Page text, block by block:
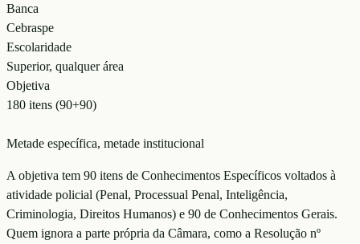
Banca
Cebraspe
Escolaridade
Superior, qualquer área
Objetiva
180 itens (90+90)
Metade específica, metade institucional
A objetiva tem 90 itens de Conhecimentos Específicos voltados à
atividade policial (Penal, Processual Penal, Inteligência,
Criminologia, Direitos Humanos) e 90 de Conhecimentos Gerais.
Quem ignora a parte própria da Câmara, como a Resolução nº